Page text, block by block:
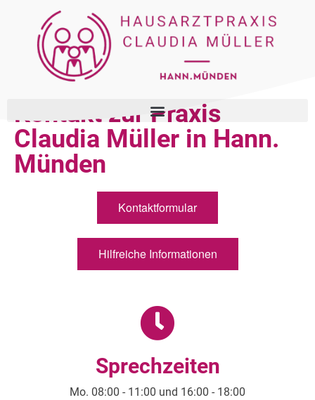
Kontakt zur Praxis
Claudia Müller in Hann.
Münden
Kontaktformular
Hilfreiche Informationen
Sprechzeiten
Mo. 08:00 - 11:00 und 16:00 - 18:00